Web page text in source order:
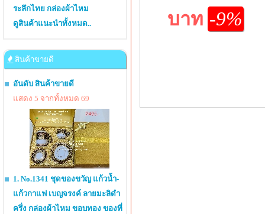
ระลึกไทย กล่องผ้าไหม
ดูสินค้าแนะนำทั้งหมด..
สินค้าขายดี
อันดับ สินค้าขายดี
แสดง 5 จากทั้งหมด 69
1. No.1341 ชุดของขวัญ แก้วน้ำ-
แก้วกาแฟ เบญจรงค์ ลายมะลิดำ
ครึ่ง กล่องผ้าไหม ขอบทอง ของที่
บาท -9%